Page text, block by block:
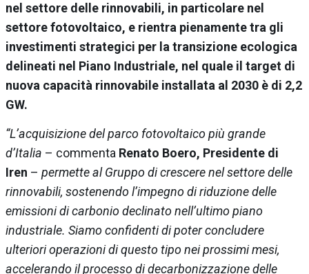
nel settore delle rinnovabili, in particolare nel
settore fotovoltaico, e rientra pienamente tra gli
investimenti strategici per la transizione ecologica
delineati nel Piano Industriale, nel quale il target di
nuova capacità rinnovabile installata al 2030 è di 2,2
GW.
“L’acquisizione del parco fotovoltaico più grande
d’Italia – commenta Renato Boero, Presidente di
Iren – permette al Gruppo di crescere nel settore delle
rinnovabili, sostenendo l’impegno di riduzione delle
emissioni di carbonio declinato nell’ultimo piano
industriale. Siamo confidenti di poter concludere
ulteriori operazioni di questo tipo nei prossimi mesi,
accelerando il processo di decarbonizzazione delle